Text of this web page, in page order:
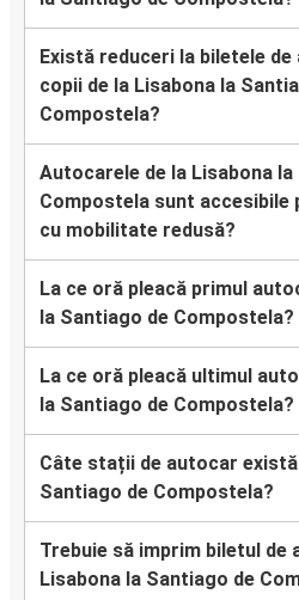
Există reduceri la biletele
copii de la Lisabona la
Compostela?
Autocarele de la Lisabona
Compostela sunt accesibile
cu mobilitate redusă?
La ce oră pleacă primul
la Santiago de Compostela?
La ce oră pleacă ultimul
la Santiago de Compostela?
Câte stații de autocar
Santiago de Compostela?
Trebuie să imprim biletul de
Lisabona la Santiago de